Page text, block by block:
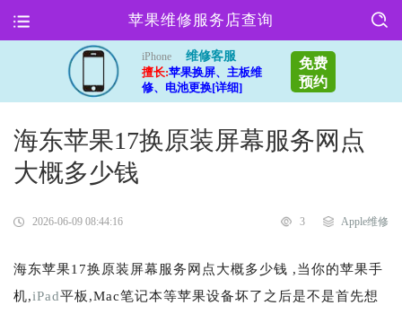
苹果维修服务店查询
iPhone
维修客服
擅长:苹果换屏、主板维
修、电池更换[详细]
免费
预约
海东苹果17换原装屏幕服务网点
大概多少钱
2026-06-09 08:44:16 3 Apple维修
海东苹果17换原装屏幕服务网点大概多少钱 ,当你的苹果手
机,iPad平板,Mac笔记本等苹果设备坏了之后是不是首先想